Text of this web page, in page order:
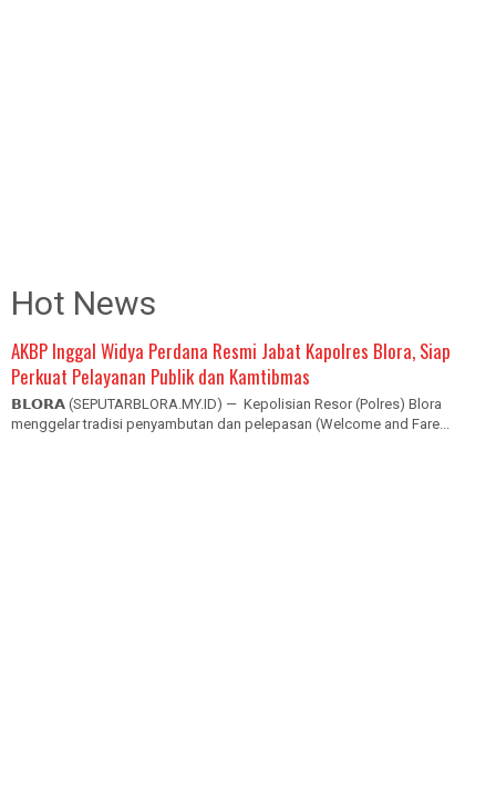
Hot News
AKBP Inggal Widya Perdana Resmi Jabat Kapolres Blora, Siap
Perkuat Pelayanan Publik dan Kamtibmas
𝗕𝗟𝗢𝗥𝗔 (SEPUTARBLORA.MY.ID) — Kepolisian Resor (Polres) Blora
menggelar tradisi penyambutan dan pelepasan (Welcome and Fare...